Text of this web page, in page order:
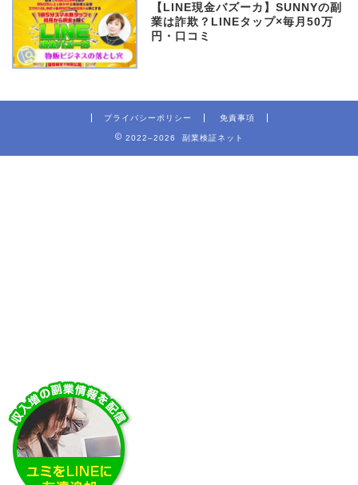
【LINE現金バズーカ】SUNNYの副
業は詐欺？LINEタップ×毎月50万
円・口コミ
プライバシーポリシー 免責事項
2022–2026 副業検証ネット